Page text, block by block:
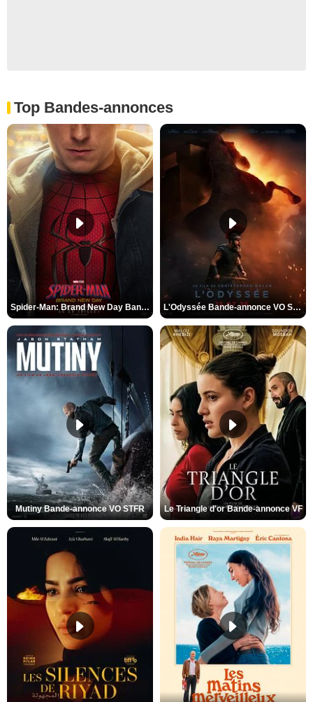
Top Bandes-annonces
Spider-Man: Brand New Day Bande-annonce VO STFR L'Odyssée Bande-annonce VO STFR
Mutiny Bande-annonce VO STFR Le Triangle d'or Bande-annonce VF